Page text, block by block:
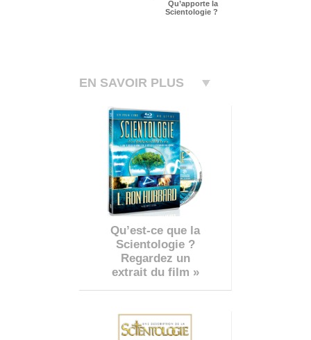
Qu’apporte la
Scientologie ?
EN SAVOIR PLUS
Qu’est-ce que la
Scientologie ?
Regardez un
extrait du film »